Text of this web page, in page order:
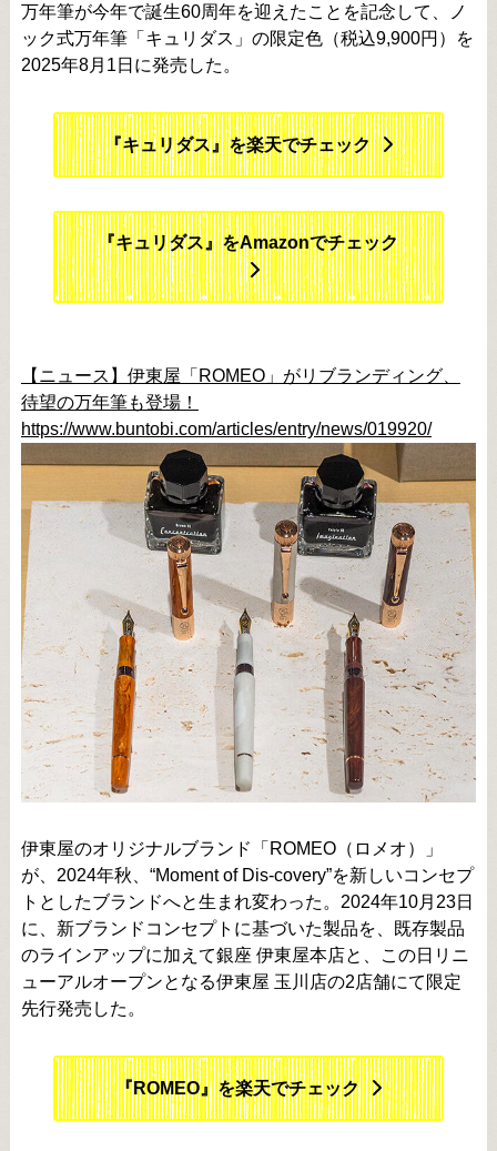
万年筆が今年で誕生60周年を迎えたことを記念して、ノ
ック式万年筆「キュリダス」の限定色（税込9,900円）を
2025年8月1日に発売した。
『キュリダス』を楽天でチェック
『キュリダス』をAmazonでチェック
【ニュース】伊東屋「ROMEO」がリブランディング、
待望の万年筆も登場！
https://www.buntobi.com/articles/entry/news/019920/
伊東屋のオリジナルブランド「ROMEO（ロメオ）」
が、2024年秋、“Moment of Dis-covery”を新しいコンセプ
トとしたブランドへと生まれ変わった。2024年10月23日
に、新ブランドコンセプトに基づいた製品を、既存製品
のラインアップに加えて銀座 伊東屋本店と、この日リニ
ューアルオープンとなる伊東屋 玉川店の2店舗にて限定
先行発売した。
『ROMEO』を楽天でチェック